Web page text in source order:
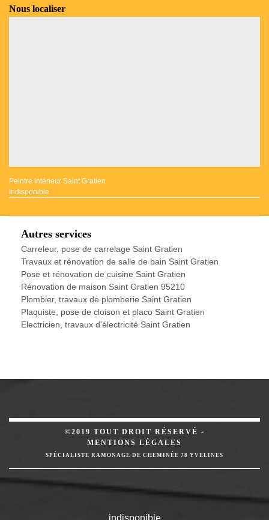
Nous localiser
Peintre Intérieur Saint Gratien
indisponible
Autres services
Carreleur, pose de carrelage Saint Gratien
Travaux et rénovation de salle de bain Saint Gratien
Pose et rénovation de cuisine Saint Gratien
Rénovation de maison Saint Gratien 95210
Plombier, travaux de plomberie Saint Gratien
Plaquiste, pose de cloison et placo Saint Gratien
Electricien, travaux d'électricité Saint Gratien
©2019 TOUT DROIT RÉSERVÉ -
MENTIONS LÉGALES
SPÉCIALISTE RAMONAGE DE CHEMINÉE 78 YVELINES
indisponible